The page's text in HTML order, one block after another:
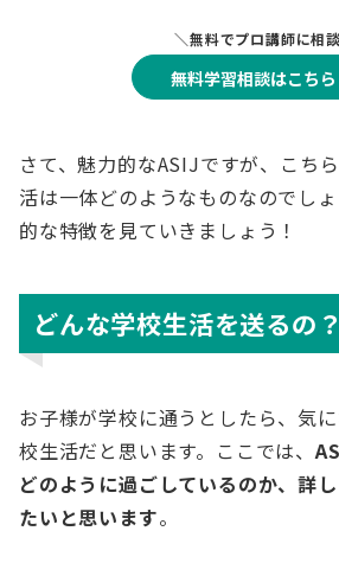
＼無料でプロ講師に相
無料学習相談はこちら
さて、魅力的なASIJですが、こち
活は一体どのようなものなのでし
的な特徴を見ていきましょう！
どんな学校生活を送るの？
お子様が学校に通うとしたら、気
校生活だと思います。ここでは、
どのように過ごしているのか、詳
たいと思います。